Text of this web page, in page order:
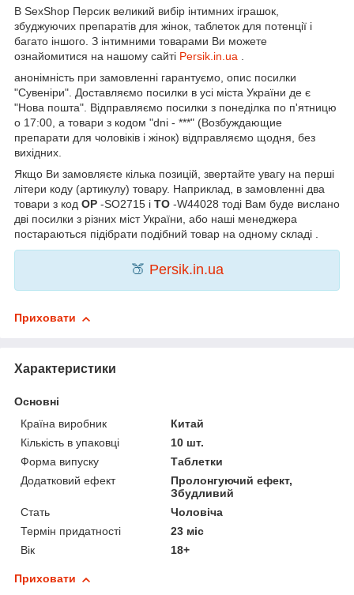
В SexShop Персик великий вибір інтимних іграшок,
збуджуючих препаратів для жінок, таблеток для потенції і
багато іншого. З інтимними товарами Ви можете
ознайомитися на нашому сайті Persik.in.ua .
анонімність при замовленні гарантуємо, опис посилки
"Сувеніри". Доставляємо посилки в усі міста України де є
"Нова пошта". Відправляємо посилки з понеділка по п'ятницю
о 17:00, а товари з кодом "dni - ***" (Возбуждающие
препарати для чоловіків і жінок) відправляємо щодня, без
вихідних.
Якщо Ви замовляєте кілька позицій, звертайте увагу на перші
літери коду (артикулу) товару. Наприклад, в замовленні два
товари з код OP -SO2715 і TO -W44028 тоді Вам буде вислано
дві посилки з різних міст України, або наші менеджера
постараються підібрати подібний товар на одному складі .
🍑 Persik.in.ua
Приховати
Характеристики
Основні
Країна виробник
Китай
Кількість в упаковці
10 шт.
Форма випуску
Таблетки
Додатковий ефект
Пролонгуючий ефект,
Збудливий
Стать
Чоловіча
Термін придатності
23 міс
Вік
18+
Приховати